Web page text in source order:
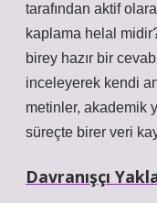
tarafından aktif
kaplama helal
birey hazır bir
inceleyerek kendi
metinler, akademik
süreçte birer veri
Davranışçı